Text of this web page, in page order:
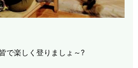
で楽しく登りましょ～?